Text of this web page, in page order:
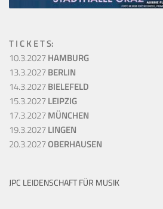
T I C K E T S:
10.3.2027HAMBURG
13.3.2027BERLIN
14.3.2027BIELEFELD
15.3.2027LEIPZIG
17.3.2027MÜNCHEN
19.3.2027LINGEN
20.3.2027OBERHAUSEN
JPC LEIDENSCHAFT FÜR MUSIK